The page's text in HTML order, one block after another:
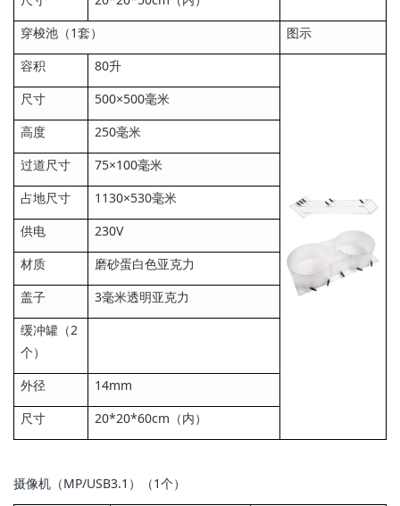
穿梭池（1套）
图示
容积
80升
尺寸
500×500毫米
高度
250毫米
过道尺寸
75×100毫米
占地尺寸
1130×530毫米
供电
230V
材质
磨砂蛋白色亚克力
盖子
3毫米透明亚克力
缓冲罐（2
个）
外径
14mm
尺寸
20*20*60cm（内）
摄像机（MP/USB3.1）（1个）